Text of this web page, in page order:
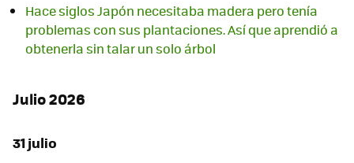
Hace siglos Japón necesitaba madera pero tenía
problemas con sus plantaciones. Así que aprendió a
obtenerla sin talar un solo árbol
Julio 2026
31 julio